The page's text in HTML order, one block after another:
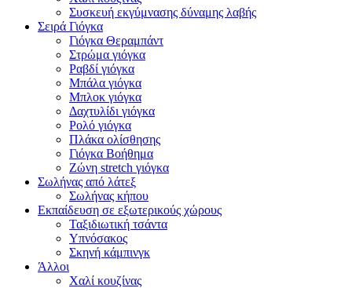
Συσκευή εκγύμνασης δύναμης λαβής
Σειρά Γιόγκα
Γιόγκα Θεραμπάντ
Στρώμα γιόγκα
Ραβδί γιόγκα
Μπάλα γιόγκα
Μπλοκ γιόγκα
Δαχτυλίδι γιόγκα
Ρολό γιόγκα
Πλάκα ολίσθησης
Γιόγκα Βοήθημα
Ζώνη stretch γιόγκα
Σωλήνας από λάτεξ
Σωλήνας κήπου
Εκπαίδευση σε εξωτερικούς χώρους
Ταξιδιωτική τσάντα
Υπνόσακος
Σκηνή κάμπινγκ
Άλλοι
Χαλί κουζίνας